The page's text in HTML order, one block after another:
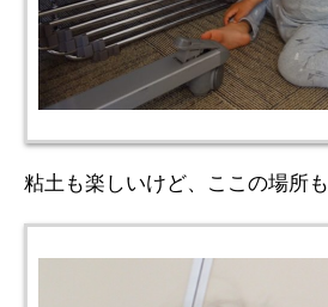
粘土も楽しいけど、ここの場所